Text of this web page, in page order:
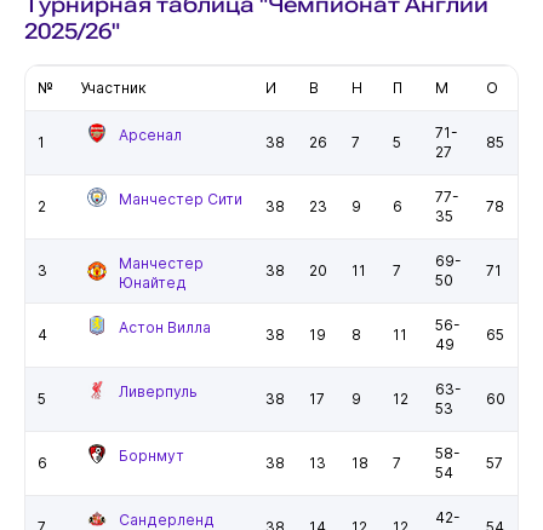
2025/26"
№ Участник И В Н П М О
1 Арсенал 38 26 7 5
71-
27
85
2 Манчестер Сити 38 23 9 6
77-
35
78
3
Манчестер
Юнайтед
38 20 11 7
69-
50
71
4 Астон Вилла 38 19 8 11
56-
49
65
5 Ливерпуль 38 17 9 12
63-
53
60
6 Борнмут 38 13 18 7
58-
54
57
Сандерленд
42-